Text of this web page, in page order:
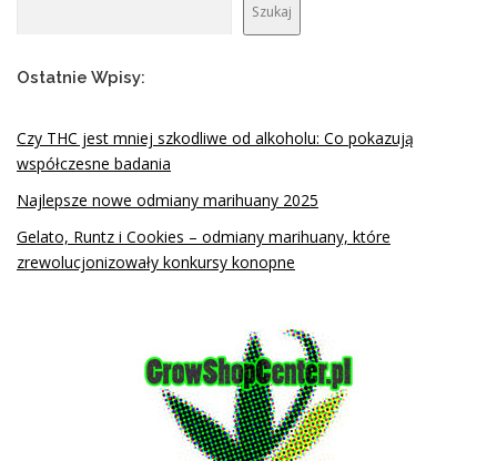
Szukaj
Ostatnie Wpisy:
Czy THC jest mniej szkodliwe od alkoholu: Co pokazują
współczesne badania
Najlepsze nowe odmiany marihuany 2025
Gelato, Runtz i Cookies – odmiany marihuany, które
zrewolucjonizowały konkursy konopne